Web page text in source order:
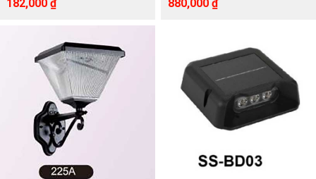
Giá
182,000 ₫Giá
182,000 ₫.
Giá
880,000 ₫Giá
880,000 ₫.